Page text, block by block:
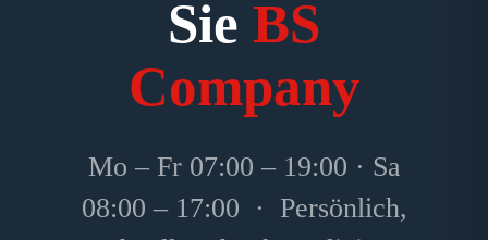
Sie BS
Company
Mo – Fr 07:00 – 19:00 · Sa
08:00 – 17:00 · Persönlich,